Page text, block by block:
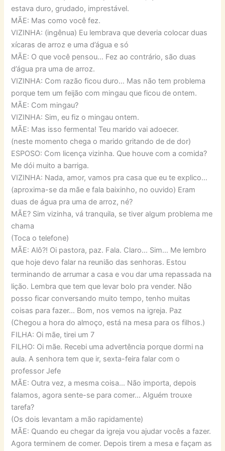
estava duro, grudado, imprestável.
MÃE: Mas como você fez.
VIZINHA: (ingênua) Eu lembrava que deveria colocar duas
xícaras de arroz e uma d’água e só
MÃE: O que você pensou… Fez ao contrário, são duas
d’água pra uma de arroz.
VIZINHA: Com razão ficou duro… Mas não tem problema
porque tem um feijão com mingau que ficou de ontem.
MÃE: Com mingau?
VIZINHA: Sim, eu fiz o mingau ontem.
MÃE: Mas isso fermenta! Teu marido vai adoecer.
(neste momento chega o marido gritando de de dor)
ESPOSO: Com licença vizinha. Que houve com a comida?
Me dói muito a barriga.
VIZINHA: Nada, amor, vamos pra casa que eu te explico…
(aproxima-se da mãe e fala baixinho, no ouvido) Eram
duas de água pra uma de arroz, né?
MÃE? Sim vizinha, vá tranquila, se tiver algum problema me
chama
(Toca o telefone)
MÃE: Alô?! Oi pastora, paz. Fala. Claro… Sim… Me lembro
que hoje devo falar na reunião das senhoras. Estou
terminando de arrumar a casa e vou dar uma repassada na
lição. Lembra que tem que levar bolo pra vender. Não
posso ficar conversando muito tempo, tenho muitas
coisas para fazer… Bom, nos vemos na igreja. Paz
(Chegou a hora do almoço, está na mesa para os filhos.)
FILHA: Oi mãe, tirei um 7
FILHO: Oi mãe. Recebi uma advertência porque dormi na
aula. A senhora tem que ir, sexta-feira falar com o
professor Jefe
MÃE: Outra vez, a mesma coisa… Não importa, depois
falamos, agora sente-se para comer… Alguém trouxe
tarefa?
(Os dois levantam a mão rapidamente)
MÃE: Quando eu chegar da igreja vou ajudar vocês a fazer.
Agora terminem de comer. Depois tirem a mesa e façam as